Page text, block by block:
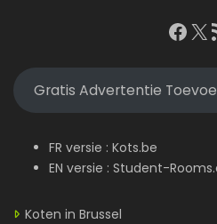
X
Gratis Advertentie
FR versie : Kots.be
EN versie : Student-
Koten in Brussel